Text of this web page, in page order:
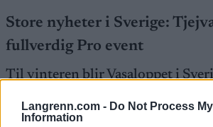
Langrenn.com - Do Not Process
Information
Store nyheter i Sverige:
fullverdig Pro event
Til vinteren blir Vasaloppet i
Championship.